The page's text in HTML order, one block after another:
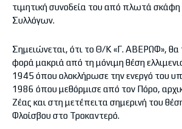
τιμητική συνοδεία του από πλωτά
Συλλόγων.
Σημειώνεται, ότι το Θ/Κ «Γ. ΑΒΕΡΩΦ»,
φορά μακριά από τη μόνιμη θέση
1945 όπου ολοκλήρωσε την ενεργό του
1986 όπου μεθόρμισε από τον Πόρο,
Ζέας και στη μετέπειτα σημερινή του
Φλοίσβου στο Τροκαντερό.